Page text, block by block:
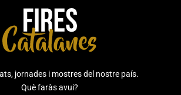
jornades i mostres del nostre país.
Què faràs avui?